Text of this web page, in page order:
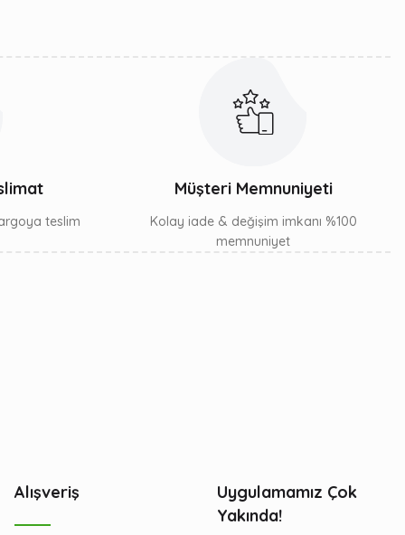
teslim
Müşteri Memnuniyeti
Kolay iade & değişim imkanı %100
memnuniyet
Alışveriş
Uygulamamız Çok
Yakında!